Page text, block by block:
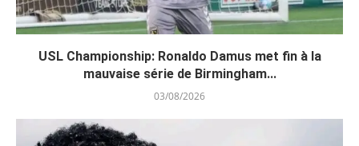
USL Championship: Ronaldo Damus met fin à la
mauvaise série de Birmingham...
03/08/2026